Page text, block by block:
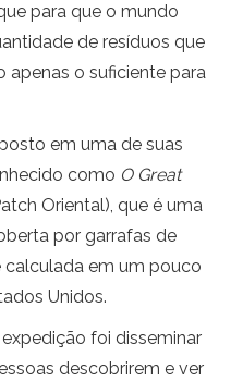
para que o mundo
de resíduos que
o suficiente para
em uma de suas
como O Great
Oriental), que é uma
por garrafas de
em um pouco
Unidos.
foi disseminar
descobrirem e ver